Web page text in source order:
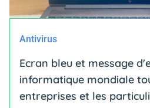
Antivirus
Ecran bleu et message
informatique mondiale
entreprises et les